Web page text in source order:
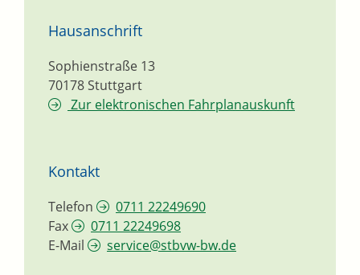
Hausanschrift
Sophienstraße 13
70178Stuttgart
Zur elektronischen Fahrplanauskunft
Kontakt
Telefon
0711 22249690
Fax
0711 22249698
E-Mail
service@stbvw-bw.de